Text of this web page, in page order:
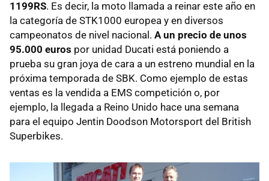
1199RS. Es decir, la moto llamada a reinar este año en
la categoría de STK1000 europea y en diversos
campeonatos de nivel nacional. A un precio de unos
95.000 euros por unidad Ducati está poniendo a
prueba su gran joya de cara a un estreno mundial en la
próxima temporada de SBK. Como ejemplo de estas
ventas es la vendida a EMS competición o, por
ejemplo, la llegada a Reino Unido hace una semana
para el equipo Jentin Doodson Motorsport del British
Superbikes.